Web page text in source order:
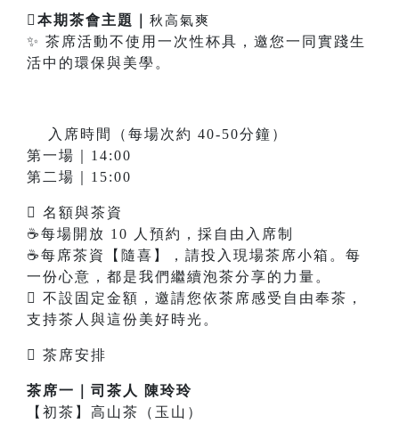
 本期茶會主題｜ 秋高氣爽
✨ 茶席活動不使用一次性杯具，邀您一同實踐生
活中的環保與美學。
𥳐 入席時間（每場次約 40-50分鐘）
第一場｜14:00
第二場｜15:00
 名額與茶資
☕每場開放 10 人預約，採自由入席制
☕每席茶資【隨喜】，請投入現場茶席小箱。每
一份心意，都是我們繼續泡茶分享的力量。
 不設固定金額，邀請您依茶席感受自由奉茶，
支持茶人與這份美好時光。
 茶席安排
茶席一｜司茶人 陳玲玲
【初茶】高山茶（玉山）